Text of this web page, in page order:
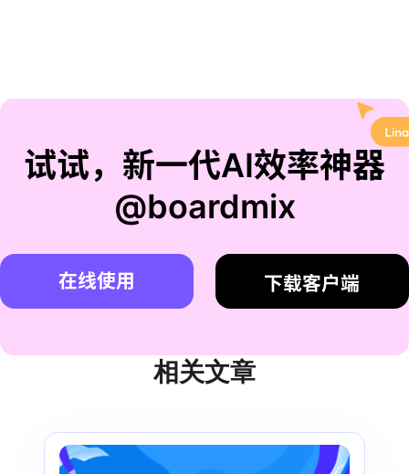
试试，新一代AI效率神器
@boardmix
在线使用 下载客户端
相关文章